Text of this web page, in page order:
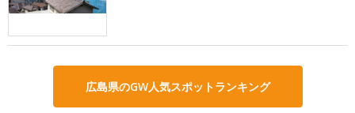
広島県のGW人気スポットランキング